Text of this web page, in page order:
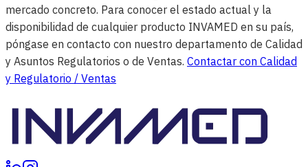
mercado concreto. Para conocer el estado actual y la
disponibilidad de cualquier producto INVAMED en su país,
póngase en contacto con nuestro departamento de Calidad
y Asuntos Regulatorios o de Ventas. Contactar con Calidad
y Regulatorio / Ventas